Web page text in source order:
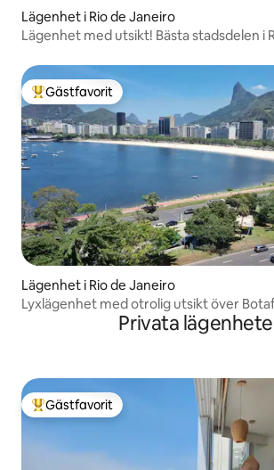
Lägenhet i Rio de Janeiro
Lägenhet med utsikt! Bästa stadsdelen i
Populär gästfavorit
Gästfavorit
Lägenhet i Rio de Janeiro
Lyxlägenhet med otrolig utsikt över
Privata
Populär gästfavorit
Gästfavorit